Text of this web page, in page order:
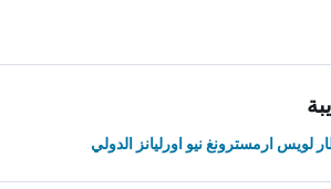
ارمسترونغ نيو اورليانز الدولي